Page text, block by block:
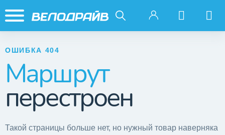
ОШИБКА 404
Маршрут
перестроен
Такой страницы больше нет, но нужный товар наверняка